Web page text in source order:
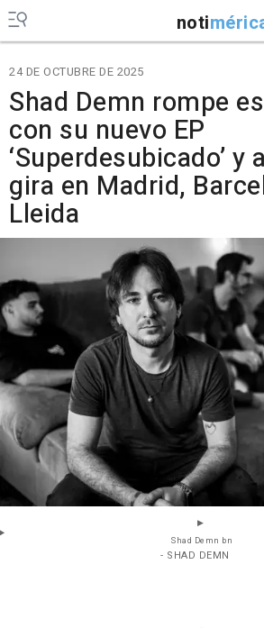
noti
24 DE OCTUBRE DE 2025
Shad Demn rompe
con su nuevo EP
‘Superdesubicado’ y
gira en Madrid,
Lleida
Shad Demn bn
- SHAD DEMN